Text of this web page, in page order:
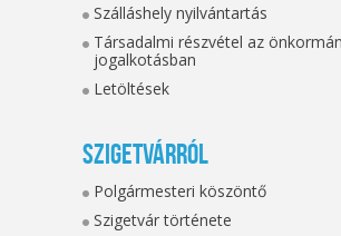
Szálláshely nyilvántartás
Társadalmi részvétel az
jogalkotásban
Letöltések
Szigetvárról
Polgármesteri köszöntő
Szigetvár története